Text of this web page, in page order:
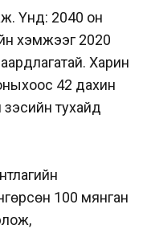
Үүнд: 2040 он
хэмжээг 2020
Харин
42 дахин
тухайд
100 мянган